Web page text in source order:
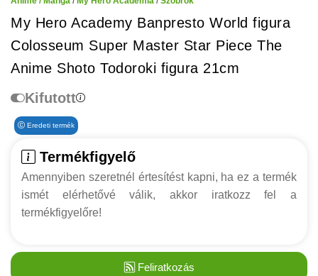
My Hero Academy Banpresto World figura
Colosseum Super Master Star Piece The
Anime Shoto Todoroki figura 21cm
Kifutott
Eredeti termék
Termékfigyelő
Amennyiben szeretnél értesítést kapni, ha ez a termék
ismét elérhetővé válik, akkor iratkozz fel a
termékfigyelőre!
Feliratkozás